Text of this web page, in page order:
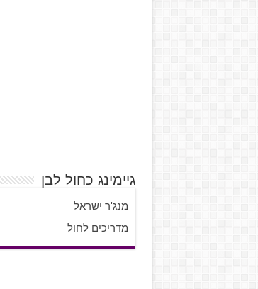
גיימינג כחול לבן
מנג'ר ישראל
מדריכים לחול